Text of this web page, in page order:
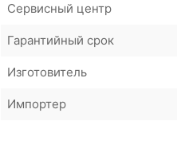
Сервисный центр
Гарантийный срок
Изготовитель
Импортер